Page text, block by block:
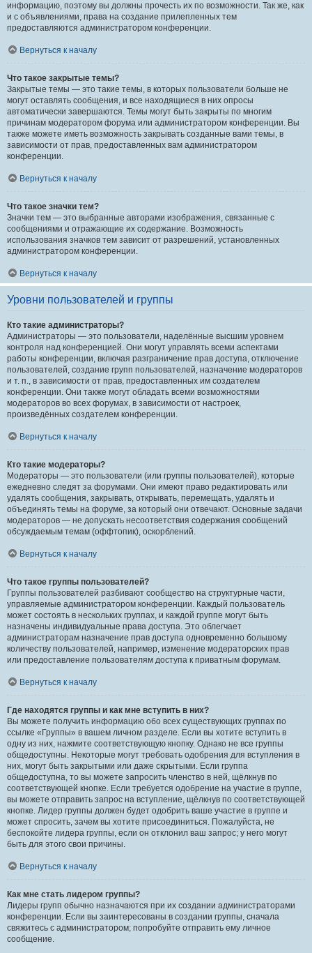
информацию, поэтому вы должны прочесть их по возможности. Так же, как
и с объявлениями, права на создание прилепленных тем
предоставляются администратором конференции.
Вернуться к началу
Что такое закрытые темы?
Закрытые темы — это такие темы, в которых пользователи больше не
могут оставлять сообщения, и все находящиеся в них опросы
автоматически завершаются. Темы могут быть закрыты по многим
причинам модератором форума или администратором конференции. Вы
также можете иметь возможность закрывать созданные вами темы, в
зависимости от прав, предоставленных вам администратором
конференции.
Вернуться к началу
Что такое значки тем?
Значки тем — это выбранные авторами изображения, связанные с
сообщениями и отражающие их содержание. Возможность
использования значков тем зависит от разрешений, установленных
администратором конференции.
Вернуться к началу
Уровни пользователей и группы
Кто такие администраторы?
Администраторы — это пользователи, наделённые высшим уровнем
контроля над конференцией. Они могут управлять всеми аспектами
работы конференции, включая разграничение прав доступа, отключение
пользователей, создание групп пользователей, назначение модераторов
и т. п., в зависимости от прав, предоставленных им создателем
конференции. Они также могут обладать всеми возможностями
модераторов во всех форумах, в зависимости от настроек,
произведённых создателем конференции.
Вернуться к началу
Кто такие модераторы?
Модераторы — это пользователи (или группы пользователей), которые
ежедневно следят за форумами. Они имеют право редактировать или
удалять сообщения, закрывать, открывать, перемещать, удалять и
объединять темы на форуме, за который они отвечают. Основные задачи
модераторов — не допускать несоответствия содержания сообщений
обсуждаемым темам (оффтопик), оскорблений.
Вернуться к началу
Что такое группы пользователей?
Группы пользователей разбивают сообщество на структурные части,
управляемые администратором конференции. Каждый пользователь
может состоять в нескольких группах, и каждой группе могут быть
назначены индивидуальные права доступа. Это облегчает
администраторам назначение прав доступа одновременно большому
количеству пользователей, например, изменение модераторских прав
или предоставление пользователям доступа к приватным форумам.
Вернуться к началу
Где находятся группы и как мне вступить в них?
Вы можете получить информацию обо всех существующих группах по
ссылке «Группы» в вашем личном разделе. Если вы хотите вступить в
одну из них, нажмите соответствующую кнопку. Однако не все группы
общедоступны. Некоторые могут требовать одобрения для вступления в
них, могут быть закрытыми или даже скрытыми. Если группа
общедоступна, то вы можете запросить членство в ней, щёлкнув по
соответствующей кнопке. Если требуется одобрение на участие в группе,
вы можете отправить запрос на вступление, щёлкнув по соответствующей
кнопке. Лидер группы должен будет одобрить ваше участие в группе и
может спросить, зачем вы хотите присоединиться. Пожалуйста, не
беспокойте лидера группы, если он отклонил ваш запрос; у него могут
быть для этого свои причины.
Вернуться к началу
Как мне стать лидером группы?
Лидеры групп обычно назначаются при их создании администраторами
конференции. Если вы заинтересованы в создании группы, сначала
свяжитесь с администратором; попробуйте отправить ему личное
сообщение.